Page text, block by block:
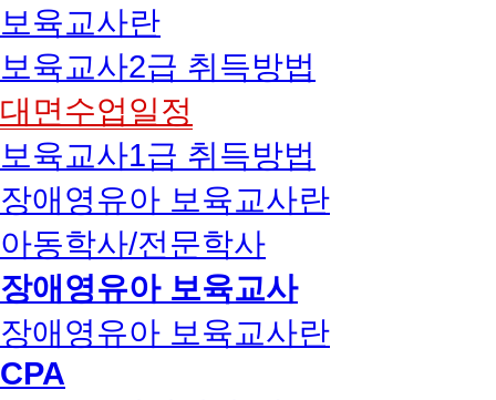
보육교사란
보육교사2급 취득방법
대면수업일정
보육교사1급 취득방법
장애영유아 보육교사란
아동학사/전문학사
장애영유아 보육교사
장애영유아 보육교사란
CPA